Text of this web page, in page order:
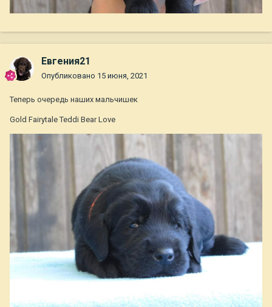
Евгения21
Опубликовано 15 июня, 2021
Теперь очередь наших мальчишек
Gold Fairytale Teddi Bear Love